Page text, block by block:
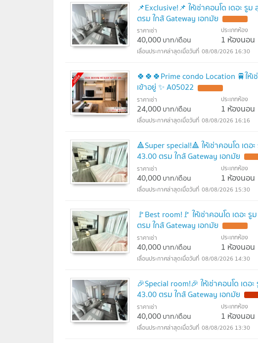
📌Exclusive!📌 ให้เช่าคอนโด เดอะ
ตรม ใกล้ Gateway เอกมัย
ราคาเช่า
40,000บาท/เดือน
ประเภทห้อง
1 ห้องนอน
08/08/2026 16:30
🍀🍀🍀Prime condo Location 🚆ให้
เข้าอยู่ ✨ A05022
ราคาเช่า
24,000บาท/เดือน
ประเภทห้อง
1 ห้องนอน
08/08/2026 16:16
🔺Super special!🔺 ให้เช่าคอนโด เ
43.00 ตรม ใกล้ Gateway เอกมัย
ราคาเช่า
40,000บาท/เดือน
ประเภทห้อง
1 ห้องนอน
08/08/2026 15:30
🚩Best room!🚩 ให้เช่าคอนโด เดอ
ตรม ใกล้ Gateway เอกมัย
ราคาเช่า
40,000บาท/เดือน
ประเภทห้อง
1 ห้องนอน
08/08/2026 14:30
🎉Special room!🎉 ให้เช่าคอนโด เ
43.00 ตรม ใกล้ Gateway เอกมัย
ราคาเช่า
40,000บาท/เดือน
ประเภทห้อง
1 ห้องนอน
08/08/2026 13:30